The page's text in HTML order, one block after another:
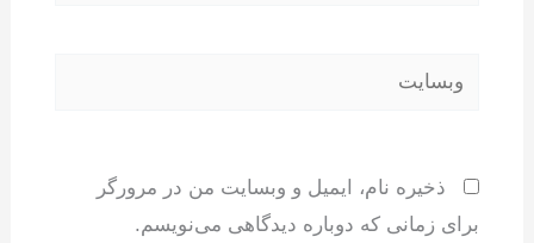
وبسایت
ذخیره نام، ایمیل و وبسایت من در مرورگر
برای زمانی که دوباره دیدگاهی می‌نویسم.